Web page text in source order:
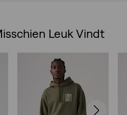
Leuk Vindt